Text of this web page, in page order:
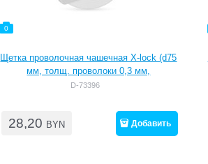
0
Щетка проволочная чашечная X-lock (d75
мм, толщ. проволоки 0,3 мм,
гофрированная)
D-73396
28,20 BYN Добавить